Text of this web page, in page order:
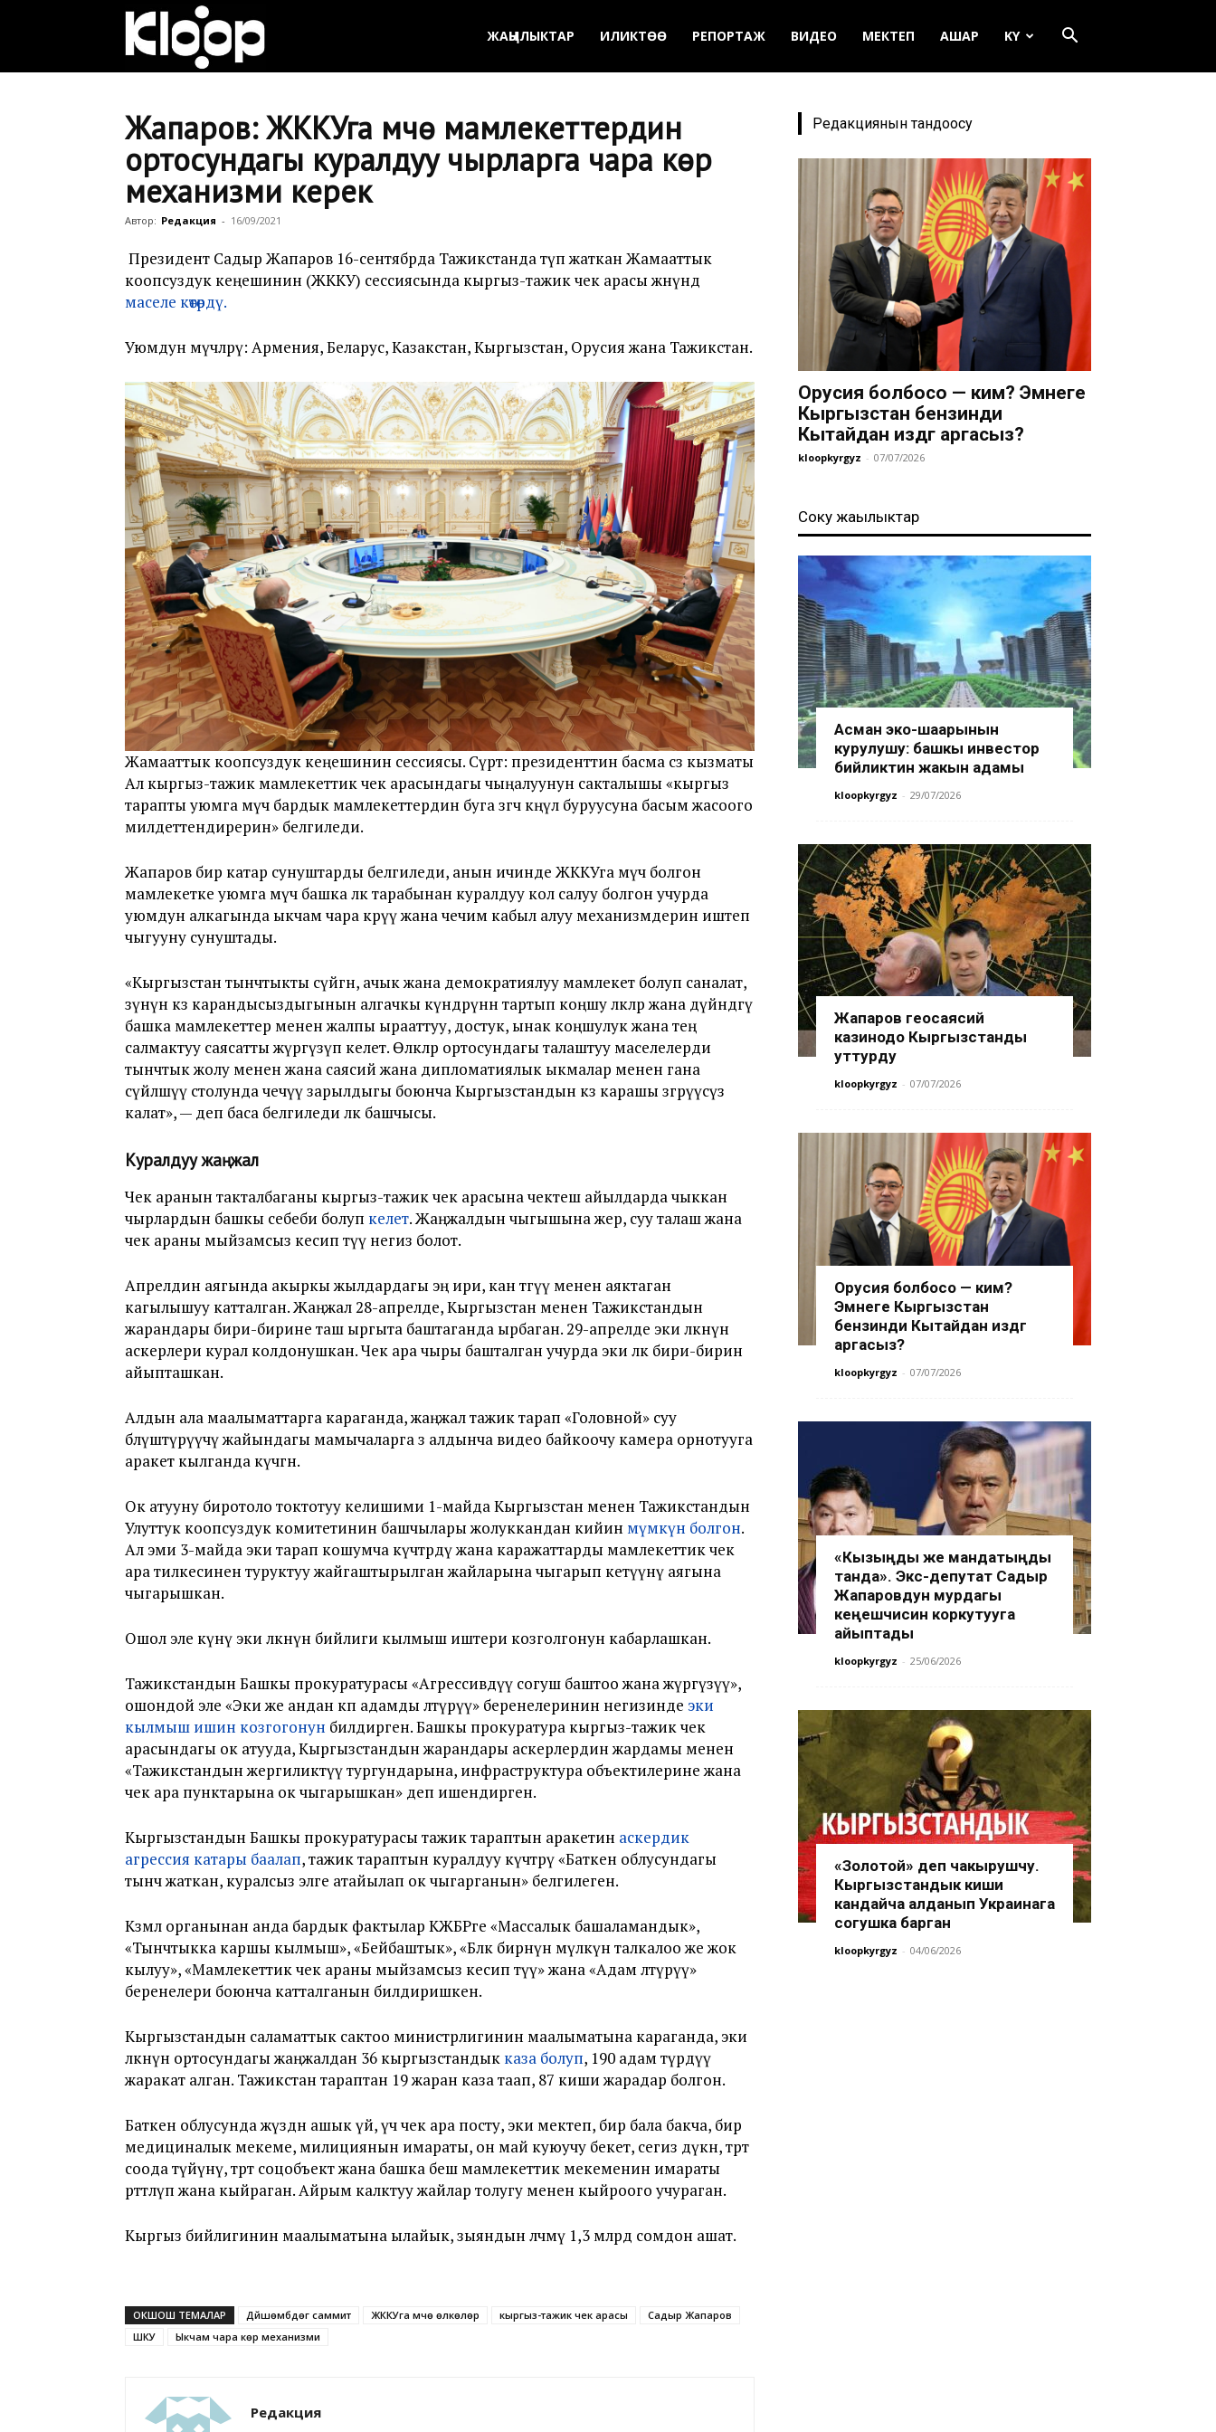
Кыргызстан
ЖАҢЫЛЫКТАР ИЛИКТӨӨ РЕПОРТАЖ ВИДЕО МЕКТЕП АШАР KY
Жапаров: ЖККУга мүчө мамлекеттердин
ортосундагы куралдуу чырларга чара көрүү
механизми керек
Автор: Редакция - 16/09/2021
Президент Садыр Жапаров 16-сентябрда Тажикстанда өтүп жаткан Жамааттык
коопсуздук кеңешинин (ЖККУ) сессиясында кыргыз-тажик чек арасы жөнүндө
маселе көтөрдү.
Уюмдун мүчөлөрү: Армения, Беларус, Казакстан, Кыргызстан, Орусия жана Тажикстан.
Жамааттык коопсуздук кеңешинин сессиясы. Сүрөт: президенттин басма сөз кызматы
Ал кыргыз-тажик мамлекеттик чек арасындагы чыңалуунун сакталышы «кыргыз
тарапты уюмга мүчө бардык мамлекеттердин буга өзгөчө көңүл буруусуна басым жасоого
милдеттендирерин» белгиледи.
Жапаров бир катар сунуштарды белгиледи, анын ичинде ЖККУга мүчө болгон
мамлекетке уюмга мүчө башка өлкө тарабынан куралдуу кол салуу болгон учурда
уюмдун алкагында ыкчам чара көрүү жана чечим кабыл алуу механизмдерин иштеп
чыгууну сунуштады.
«Кыргызстан тынчтыкты сүйгөн, ачык жана демократиялуу мамлекет болуп саналат,
өзүнүн көз карандысыздыгынын алгачкы күндөрүнөн тартып коңшу өлкөлөр жана дүйнөдөгү
башка мамлекеттер менен жалпы ырааттуу, достук, ынак коңшулук жана тең
салмактуу саясатты жүргүзүп келет. Өлкөлөр ортосундагы талаштуу маселелерди
тынчтык жолу менен жана саясий жана дипломатиялык ыкмалар менен гана
сүйлөшүү столунда чечүү зарылдыгы боюнча Кыргызстандын көз карашы өзгөрүүсүз
калат», — деп баса белгиледи өлкө башчысы.
Куралдуу жаңжал
Чек аранын такталбаганы кыргыз-тажик чек арасына чектеш айылдарда чыккан
чырлардын башкы себеби болуп келет. Жаңжалдын чыгышына жер, суу талаш жана
чек араны мыйзамсыз кесип өтүү негиз болот.
Апрелдин аягында акыркы жылдардагы эң ири, кан төгүү менен аяктаган
кагылышуу катталган. Жаңжал 28-апрелде, Кыргызстан менен Тажикстандын
жарандары бири-бирине таш ыргыта баштаганда ырбаган. 29-апрелде эки өлкөнүн
аскерлери курал колдонушкан. Чек ара чыры башталган учурда эки өлкө бири-бирин
айыпташкан.
Алдын ала маалыматтарга караганда, жаңжал тажик тарап «Головной» суу
бөлүштүрүүчү жайындагы мамычаларга өз алдынча видео байкоочу камера орнотууга
аракет кылганда күчөгөн.
Ок атууну биротоло токтотуу келишими 1-майда Кыргызстан менен Тажикстандын
Улуттук коопсуздук комитетинин башчылары жолуккандан кийин мүмкүн болгон.
Ал эми 3-майда эки тарап кошумча күчтөрдү жана каражаттарды мамлекеттик чек
ара тилкесинен туруктуу жайгаштырылган жайларына чыгарып кетүүнү аягына
чыгарышкан.
Ошол эле күнү эки өлкөнүн бийлиги кылмыш иштери козголгонун кабарлашкан.
Тажикстандын Башкы прокуратурасы «Агрессивдүү согуш баштоо жана жүргүзүү»,
ошондой эле «Эки же андан көп адамды өлтүрүү» беренелеринин негизинде эки
кылмыш ишин козгогонун билдирген. Башкы прокуратура кыргыз-тажик чек
арасындагы ок атууда, Кыргызстандын жарандары аскерлердин жардамы менен
«Тажикстандын жергиликтүү тургундарына, инфраструктура объектилерине жана
чек ара пунктарына ок чыгарышкан» деп ишендирген.
Кыргызстандын Башкы прокуратурасы тажик тараптын аракетин аскердик
агрессия катары баалап, тажик тараптын куралдуу күчтөрү «Баткен облусундагы
тынч жаткан, куралсыз элге атайылап ок чыгарганын» белгилеген.
Көзөмөл органынан анда бардык фактылар КЖБРге «Массалык башаламандык»,
«Тынчтыкка каршы кылмыш», «Бейбаштык», «Бөлөк бирөөнүн мүлкүн талкалоо же жок
кылуу», «Мамлекеттик чек араны мыйзамсыз кесип өтүү» жана «Адам өлтүрүү»
беренелери боюнча катталганын билдиришкен.
Кыргызстандын саламаттык сактоо министрлигинин маалыматына караганда, эки
өлкөнүн ортосундагы жаңжалдан 36 кыргызстандык каза болуп, 190 адам түрдүү
жаракат алган. Тажикстан тараптан 19 жаран каза таап, 87 киши жарадар болгон.
Баткен облусунда жүздөн ашык үй, үч чек ара посту, эки мектеп, бир бала бакча, бир
медициналык мекеме, милициянын имараты, он май куюучу бекет, сегиз дүкөн, төрт
соода түйүнү, төрт соцобъект жана башка беш мамлекеттик мекеменин имараты
өрттөлүп жана кыйраган. Айрым калктуу жайлар толугу менен кыйроого учураган.
Кыргыз бийлигинин маалыматына ылайык, зыяндын өлчөмү 1,3 млрд сомдон ашат.
ОКШОШ ТЕМАЛАР Дүйшөмбүдөгү саммит ЖККУга мүчө өлкөлөр кыргыз-тажик чек арасы
Садыр Жапаров
ШКУ
Ыкчам чара көрүү механизми
Редакция
Редакциянын тандоосу
Орусия болбосо — ким? Эмнеге
Кыргызстан бензинди
Кытайдан издөөгө аргасыз?
kloopkyrgyz - 07/07/2026
Соңку жаңылыктар
Асман эко-шаарынын
курулушу: башкы инвестор
бийликтин жакын адамы
kloopkyrgyz - 29/07/2026
Жапаров геосаясий
казинодо Кыргызстанды
уттурду
kloopkyrgyz - 07/07/2026
Орусия болбосо — ким?
Эмнеге Кыргызстан
бензинди Кытайдан издөөгө
аргасыз?
kloopkyrgyz - 07/07/2026
«Кызыңды же мандатыңды
танда». Экс-депутат Садыр
Жапаровдун мурдагы
кеңешчисин коркутууга
айыптады
kloopkyrgyz - 25/06/2026
«Золотой» деп чакырушчу.
Кыргызстандык киши
кандайча алданып Украинага
согушка барган
kloopkyrgyz - 04/06/2026